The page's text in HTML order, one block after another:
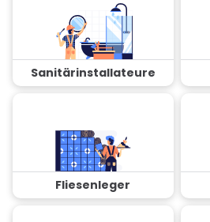
Sanitärinstallateure
Fliesenleger